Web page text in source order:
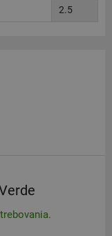
2.5